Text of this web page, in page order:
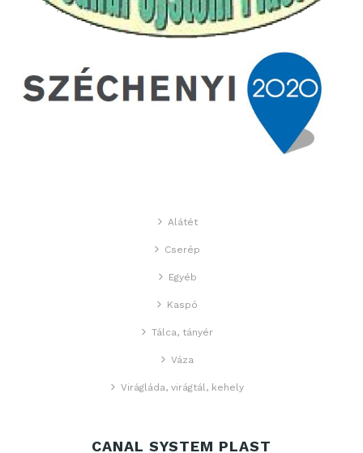
Alátét
Cserép
Egyéb
Kaspó
Tálca, tányér
Váza
Virágláda, virágtál, kehely
CANAL SYSTEM PLAST